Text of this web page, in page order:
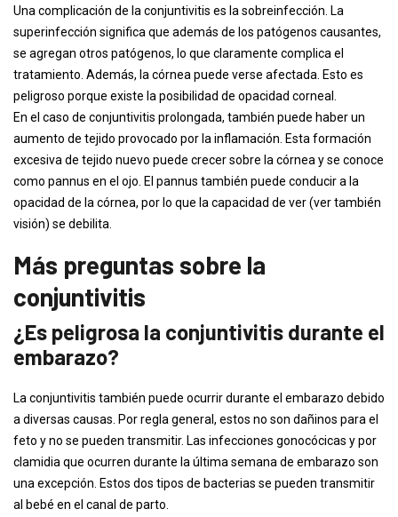
Una complicación de la conjuntivitis es la sobreinfección. La
superinfección significa que además de los patógenos causantes,
se agregan otros patógenos, lo que claramente complica el
tratamiento. Además, la córnea puede verse afectada. Esto es
peligroso porque existe la posibilidad de opacidad corneal.
En el caso de conjuntivitis prolongada, también puede haber un
aumento de tejido provocado por la inflamación. Esta formación
excesiva de tejido nuevo puede crecer sobre la córnea y se conoce
como pannus en el ojo. El pannus también puede conducir a la
opacidad de la córnea, por lo que la capacidad de ver (ver también
visión) se debilita.
Más preguntas sobre la
conjuntivitis
¿Es peligrosa la conjuntivitis durante el
embarazo?
La conjuntivitis también puede ocurrir durante el embarazo debido
a diversas causas. Por regla general, estos no son dañinos para el
feto y no se pueden transmitir. Las infecciones gonocócicas y por
clamidia que ocurren durante la última semana de embarazo son
una excepción. Estos dos tipos de bacterias se pueden transmitir
al bebé en el canal de parto.